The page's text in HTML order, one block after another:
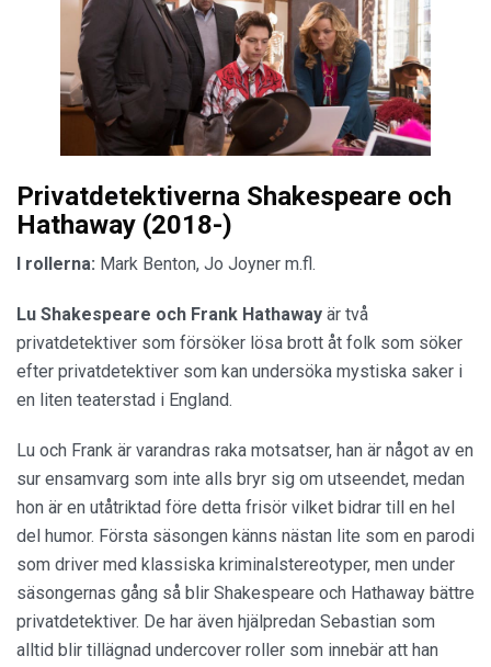
Privatdetektiverna Shakespeare och
Hathaway (2018-)
I rollerna: Mark Benton, Jo Joyner m.fl.
Lu Shakespeare och Frank Hathaway är två
privatdetektiver som försöker lösa brott åt folk som söker
efter privatdetektiver som kan undersöka mystiska saker i
en liten teaterstad i England.
Lu och Frank är varandras raka motsatser, han är något av en
sur ensamvarg som inte alls bryr sig om utseendet, medan
hon är en utåtriktad före detta frisör vilket bidrar till en hel
del humor. Första säsongen känns nästan lite som en parodi
som driver med klassiska kriminalstereotyper, men under
säsongernas gång så blir Shakespeare och Hathaway bättre
privatdetektiver. De har även hjälpredan Sebastian som
alltid blir tillägnad undercover roller som innebär att han